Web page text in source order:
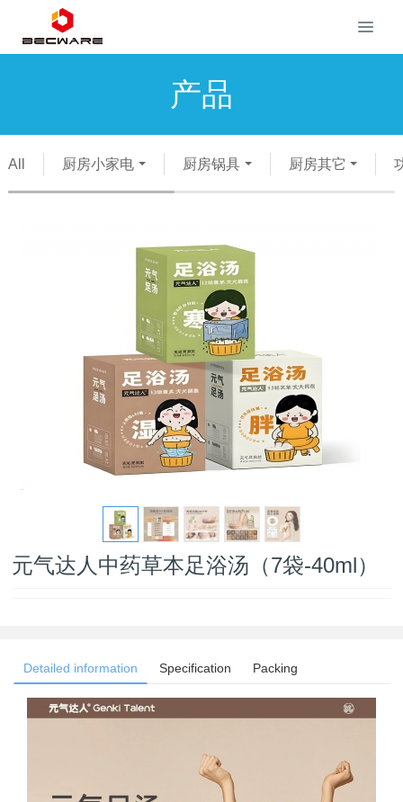
产品
All 厨房小家电 厨房锅具 厨房其它
元气达人中药草本足浴汤（7袋-40ml）
Detailed information Specification Packing